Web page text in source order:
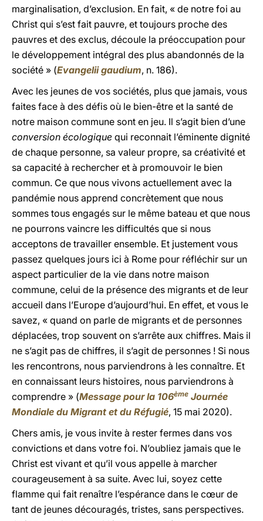
marginalisation, d’exclusion. En fait, « de notre foi au
Christ qui s’est fait pauvre, et toujours proche des
pauvres et des exclus, découle la préoccupation pour
le développement intégral des plus abandonnés de la
société » (Evangelii gaudium, n. 186).
Avec les jeunes de vos sociétés, plus que jamais, vous
faites face à des défis où le bien-être et la santé de
notre maison commune sont en jeu. Il s’agit bien d’une
conversion écologique qui reconnait l’éminente dignité
de chaque personne, sa valeur propre, sa créativité et
sa capacité à rechercher et à promouvoir le bien
commun. Ce que nous vivons actuellement avec la
pandémie nous apprend concrètement que nous
sommes tous engagés sur le même bateau et que nous
ne pourrons vaincre les difficultés que si nous
acceptons de travailler ensemble. Et justement vous
passez quelques jours ici à Rome pour réfléchir sur un
aspect particulier de la vie dans notre maison
commune, celui de la présence des migrants et de leur
accueil dans l’Europe d’aujourd’hui. En effet, et vous le
savez, « quand on parle de migrants et de personnes
déplacées, trop souvent on s’arrête aux chiffres. Mais il
ne s’agit pas de chiffres, il s’agit de personnes ! Si nous
les rencontrons, nous parviendrons à les connaître. Et
en connaissant leurs histoires, nous parviendrons à
comprendre » (Message pour la 106ème Journée
Mondiale du Migrant et du Réfugié, 15 mai 2020).
Chers amis, je vous invite à rester fermes dans vos
convictions et dans votre foi. N’oubliez jamais que le
Christ est vivant et qu’il vous appelle à marcher
courageusement à sa suite. Avec lui, soyez cette
flamme qui fait renaître l’espérance dans le cœur de
tant de jeunes découragés, tristes, sans perspectives.